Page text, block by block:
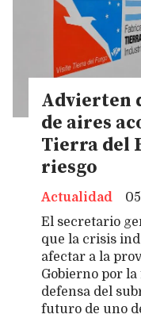
Advierten
de aires
Tierra del
riesgo
Actualidad
El secretario
que la crisis
afectar a la
Gobierno por
defensa del
futuro de uno